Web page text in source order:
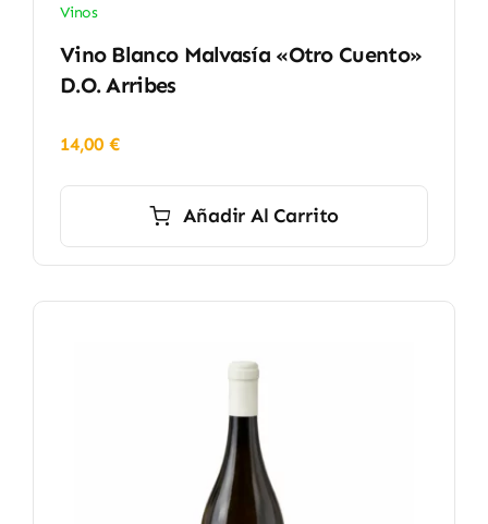
Vinos
Vino Blanco Malvasía «Otro Cuento»
D.O. Arribes
14,00 €
Añadir Al Carrito